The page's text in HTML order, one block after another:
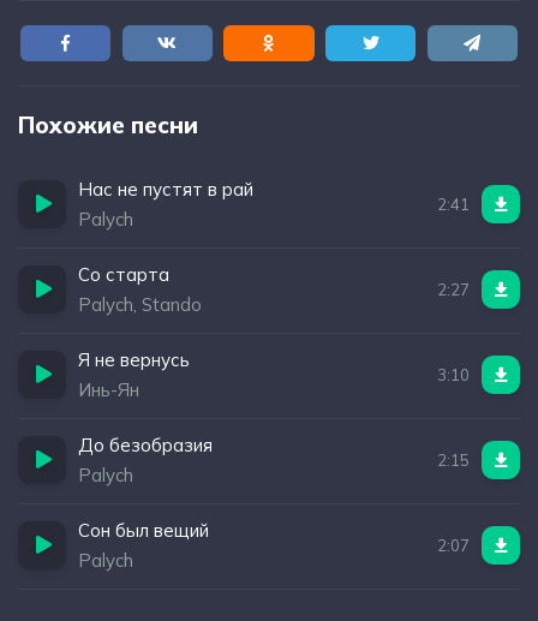
Похожие песни
Нас не пустят в рай
Palych
2:41
Со старта
Palych, Stando
2:27
Я не вернусь
Инь-Ян
3:10
До безобразия
Palych
2:15
Сон был вещий
Palych
2:07